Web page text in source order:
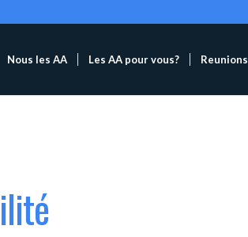
Nous les AA Les AA pour vous? Reunions